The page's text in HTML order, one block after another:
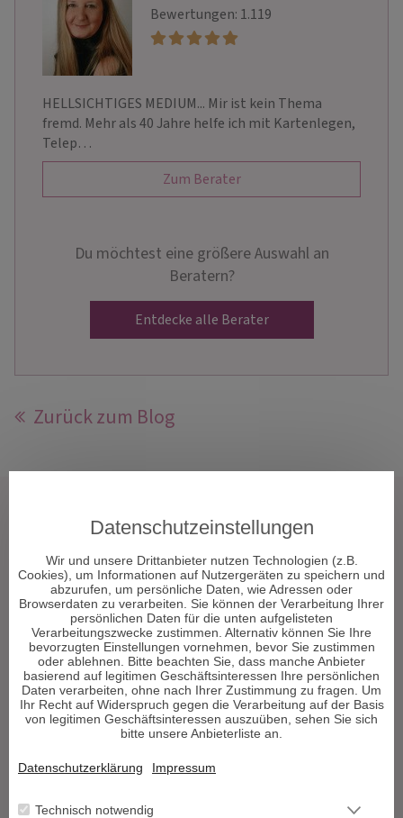
Bewertungen: 1.119
HELLSICHTIGES MEDIUM... Mir ist kein Thema
fremd. Mehr als 40 Jahre helfe ich mit Kartenlegen,
Telep…
Zum Berater
Du möchtest eine größere Auswahl an
Beratern?
Entdecke alle Berater
Zurück zum Blog
Tarot & Kartenlegen
Astrologie & Horoskope
Medium & Channeling
Psych. Lebensberatung
Liebe & Partnerschaft
Beruf & Karriere
Sonstige Bereiche
Berater werden
Impressum
AGB
Datenschutzeinstellungen
Wir und unsere Drittanbieter nutzen Technologien (z.B.
Cookies), um Informationen auf Nutzergeräten zu speichern und
abzurufen, um persönliche Daten, wie Adressen oder
Browserdaten zu verarbeiten. Sie können der Verarbeitung Ihrer
persönlichen Daten für die unten aufgelisteten
Verarbeitungszwecke zustimmen. Alternativ können Sie Ihre
bevorzugten Einstellungen vornehmen, bevor Sie zustimmen
oder ablehnen. Bitte beachten Sie, dass manche Anbieter
basierend auf legitimen Geschäftsinteressen Ihre persönlichen
Daten verarbeiten, ohne nach Ihrer Zustimmung zu fragen. Um
Ihr Recht auf Widerspruch gegen die Verarbeitung auf der Basis
von legitimen Geschäftsinteressen auszuüben, sehen Sie sich
bitte unsere Anbieterliste an.
Datenschutzerklärung Impressum
Technisch notwendig